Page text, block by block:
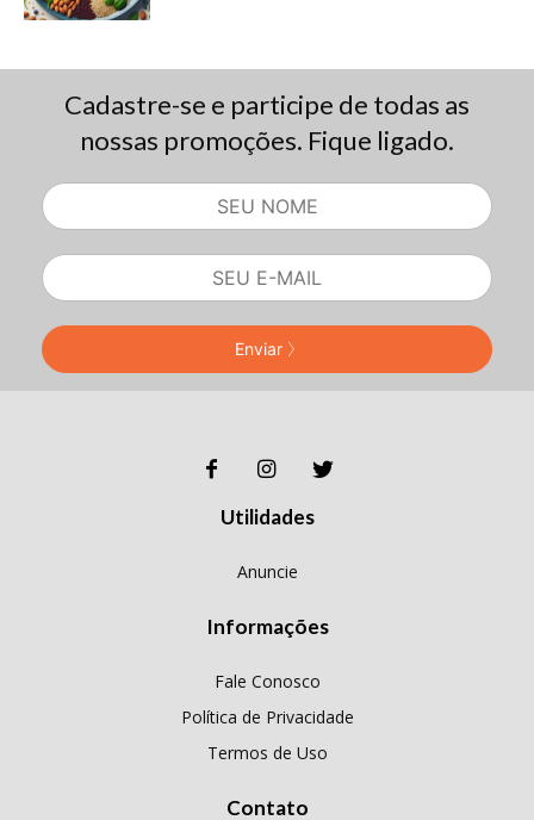
Cadastre-se e participe de todas as
nossas promoções. Fique ligado.
Enviar
Utilidades
Anuncie
Informações
Fale Conosco
Política de Privacidade
Termos de Uso
Contato